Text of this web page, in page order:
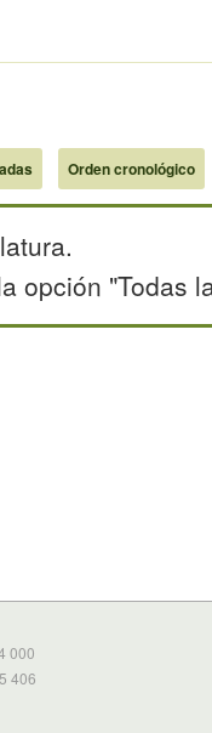
Orden cronológico
opción "Todas
000
406